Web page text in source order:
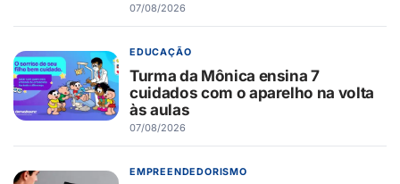
07/08/2026
EDUCAÇÃO
Turma da Mônica ensina 7
cuidados com o aparelho na volta
às aulas
07/08/2026
EMPREENDEDORISMO